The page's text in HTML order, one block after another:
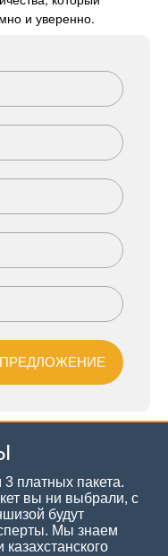
и уверенно.
платных пакета.
вы ни выбрали, с
будут
Мы знаем
казахстанского